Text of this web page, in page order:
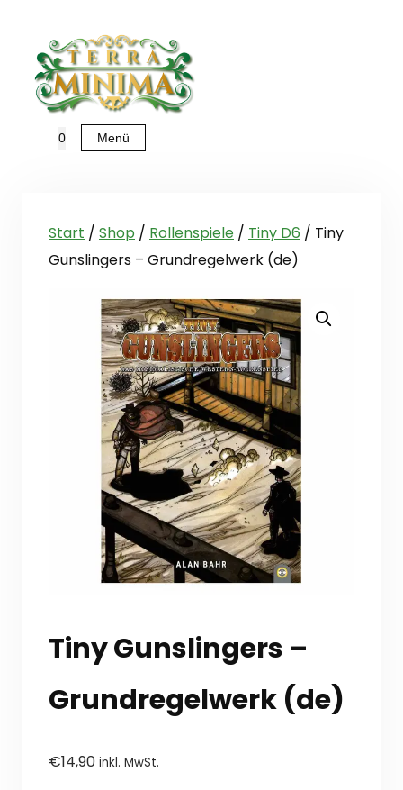
springen
0 Menü
Start / Shop / Rollenspiele / Tiny D6 / Tiny
Gunslingers – Grundregelwerk (de)
Tiny Gunslingers –
Grundregelwerk (de)
€14,90 inkl. MwSt.